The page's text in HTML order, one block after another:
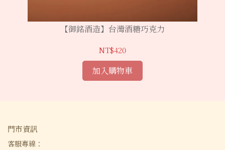
【御銘酒造】台灣酒糖巧克力
NT$420
加入購物車
門市資訊
客服專線：